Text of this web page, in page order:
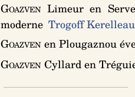
Goazven Limeur en
moderne Trogoff Kerelleau
Goazvenen Plougaznou
GoazvenCyllard en